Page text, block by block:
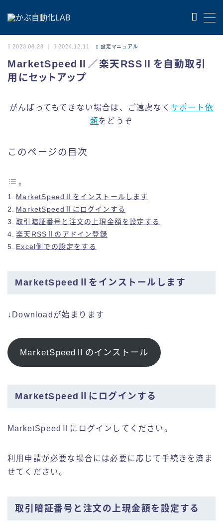
MENU
お問い合わせ
特定商取引法に基づく表記
プライバシーポリシー
2023.08.28 2024.12.11 設定マニュアル
MarketSpeedⅡ／楽天RSSⅡを自動取引
用にセットアップ
がんばってもできない場合は、ご遠慮なく サポート依
頼をどうぞ
このページの目次
MarketSpeedⅡをインストールします
MarketSpeedⅡにログインする
取引暗証番号と注文の上現金額を設定する
楽天RSSⅡのアドイン登録
Excel側での設定をする
MarketSpeedⅡをインストールします
↓Downloadが始まります
MarketSpeedⅡのインストール
MarketSpeedⅡにログインする
MarketSpeedⅡにログインしてください。
利用申請が必要な場合には必要に応じて手続きを済ま
せてください。
取引暗証番号と注文の上現金額を設定する